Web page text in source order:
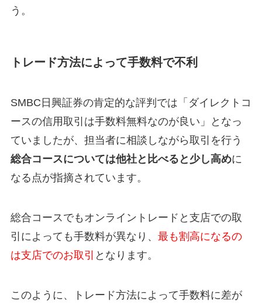
う。
トレード方法によって手数料で不利
SMBC日興証券の肯定的な評判では「ダイレクトコ
ースの信用取引は手数料無料なのが良い」となっ
ていましたが、担当者に相談しながら取引を行う
総合コースについては他社と比べると少し高めに
なる点が指摘されています。
総合コースでもオンライントレードと支店での取
引によっても手数料が異なり、 最も割高になるの
は支店でのお取引 となります。
このように、トレード方法によって手数料に差が